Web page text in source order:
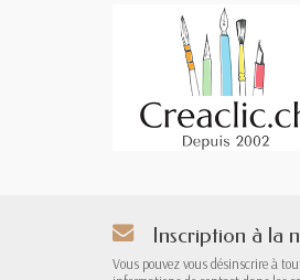
Inscription à la
Vous pouvez vous désinscrire à